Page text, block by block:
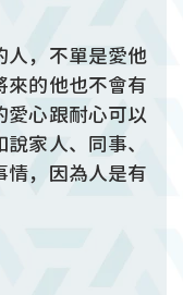
人，不單是愛他
來的他也不會有
愛心跟耐心可以
家人、同事、
，因為人是有